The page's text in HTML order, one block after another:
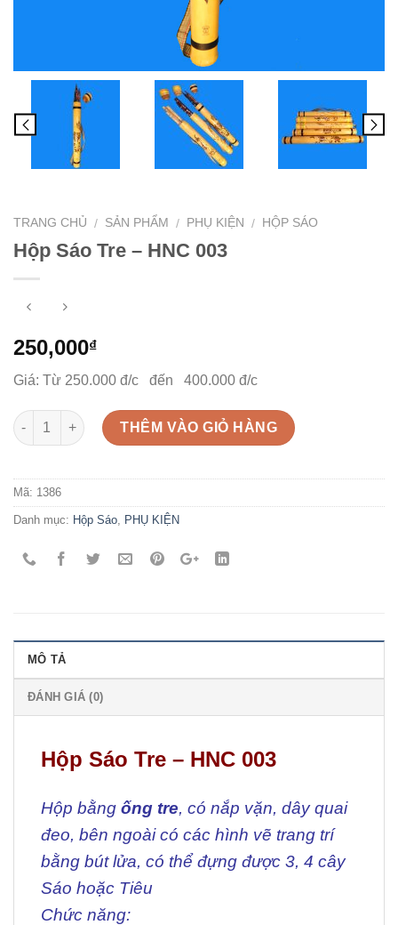
TRANG CHỦ / SẢN PHẨM / PHỤ KIỆN / HỘP SÁO
Hộp Sáo Tre – HNC 003
250,000₫
Giá: Từ 250.000 đ/c đến 400.000 đ/c
Số lượng
THÊM VÀO GIỎ HÀNG
Mã: 1386
Danh mục: Hộp Sáo PHỤ KIỆN
MÔ TẢ
ĐÁNH GIÁ (0)
Hộp Sáo Tre – HNC 003
Hộp bằng ống tre, có nắp vặn, dây quai
đeo, bên ngoài có các hình vẽ trang trí
bằng bút lửa, có thể đựng được 3, 4 cây
Sáo hoặc Tiêu
Chức năng: